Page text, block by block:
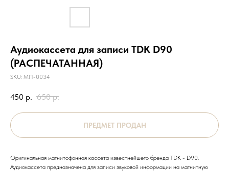
Аудиокассета для записи TDK D90
(РАСПЕЧАТАННАЯ)
SKU: МП-0034
450 р. 650 р.
Оригинальная магнитофонная кассета известнейшего бренда TDK - D90.
Аудиокассета предназначена для записи звуковой информации на магнитную